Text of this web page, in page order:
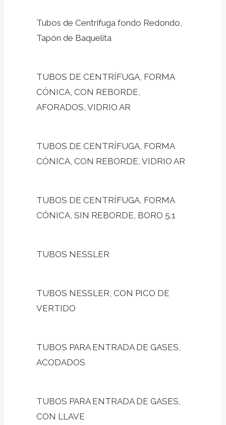
Tubos de Centrífuga fondo Redondo,
Tapón de Baquelita
TUBOS DE CENTRÍFUGA, FORMA
CÓNICA, CON REBORDE,
AFORADOS, VIDRIO AR
TUBOS DE CENTRÍFUGA, FORMA
CÓNICA, CON REBORDE, VIDRIO AR
TUBOS DE CENTRÍFUGA, FORMA
CÓNICA, SIN REBORDE, BORO 5.1
TUBOS NESSLER
TUBOS NESSLER, CON PICO DE
VERTIDO
TUBOS PARA ENTRADA DE GASES,
ACODADOS
TUBOS PARA ENTRADA DE GASES,
CON LLAVE